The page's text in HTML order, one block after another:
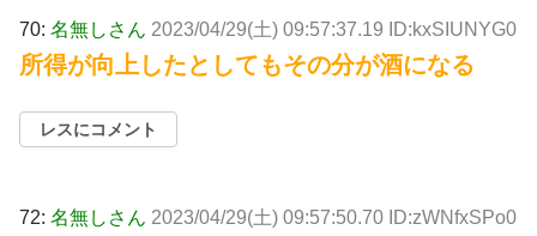
70: 名無しさん 2023/04/29(土) 09:57:37.19 ID:kxSIUNYG0
所得が向上したとしてもその分が酒になる
レスにコメント
72: 名無しさん 2023/04/29(土) 09:57:50.70 ID:zWNfxSPo0